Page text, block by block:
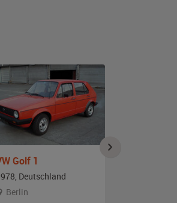
Golf 1
Deutschland
Berlin